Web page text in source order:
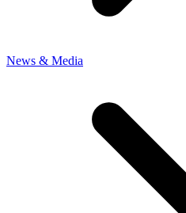
News & Media